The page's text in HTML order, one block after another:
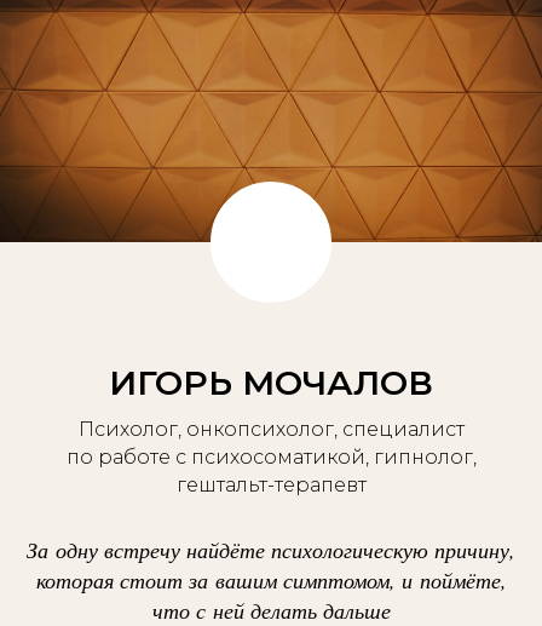
ИГОРЬ МОЧАЛОВ
Психолог, онкопсихолог, специалист
по работе с психосоматикой, гипнолог,
гештальт-терапевт
За одну встречу найдёте психологическую причину,
которая стоит за вашим симптомом, и поймёте,
что с ней делать дальше